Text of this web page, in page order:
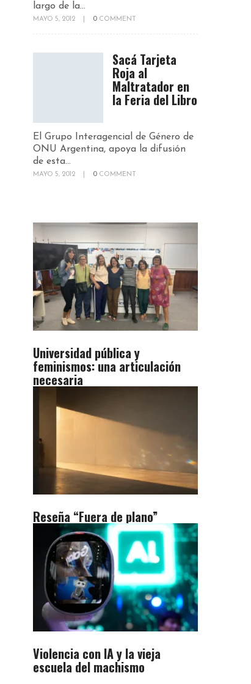
largo de la...
MAYO 5, 2012 0 COMMENT
Sacá Tarjeta
Roja al
Maltratador en
la Feria del Libro
El Grupo Interagencial de Género de
ONU Argentina, apoya la difusión
de esta...
MAYO 5, 2012 0 COMMENT
Universidad pública y
feminismos: una articulación
necesaria
Reseña “Fuera de plano”
Violencia con IA y la vieja
escuela del machismo